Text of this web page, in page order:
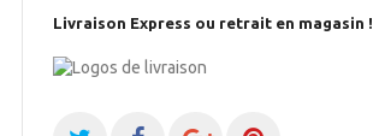
Livraison Express ou retrait en magasin !